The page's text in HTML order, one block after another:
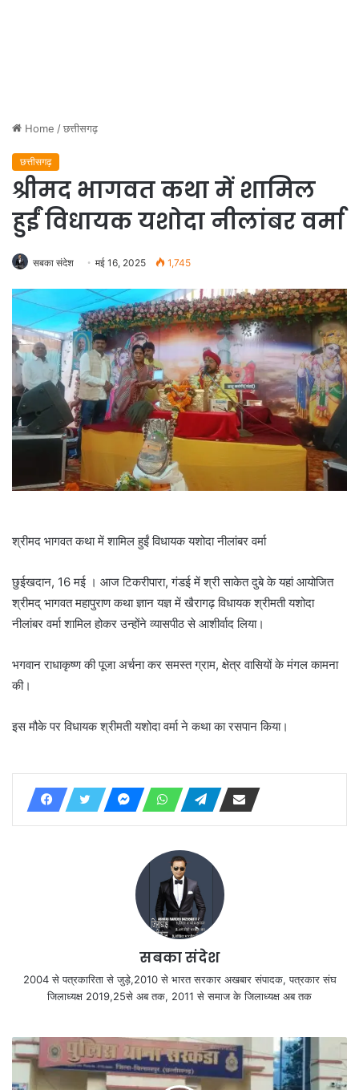
Home /छत्तीसगढ़
छत्तीसगढ़
श्रीमद भागवत कथा में शामिल
हुईं विधायक यशोदा नीलांबर वर्मा
सबका संदेश मई 16, 2025 1,745
श्रीमद भागवत कथा में शामिल हुईं विधायक यशोदा नीलांबर वर्मा
छुईखदान, 16 मई । आज टिकरीपारा, गंडई में श्री साकेत दुबे के यहां आयोजित
श्रीमद् भागवत महापुराण कथा ज्ञान यज्ञ में खैरागढ़ विधायक श्रीमती यशोदा
नीलांबर वर्मा शामिल होकर उन्होंने व्यासपीठ से आशीर्वाद लिया।
भगवान राधाकृष्ण की पूजा अर्चना कर समस्त ग्राम, क्षेत्र वासियों के मंगल कामना
की।
इस मौके पर विधायक श्रीमती यशोदा वर्मा ने कथा का रसपान किया।
सबका संदेश
2004 से पत्रकारिता से जुड़े,2010 से भारत सरकार अखबार संपादक, पत्रकार संघ
जिलाध्यक्ष 2019,25से अब तक, 2011 से समाज के जिलाध्यक्ष अब तक